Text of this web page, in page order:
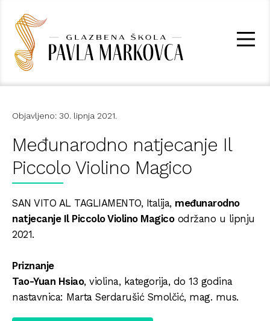
Objavljeno: 30. lipnja 2021.
Međunarodno natjecanje Il
Piccolo Violino Magico
SAN VITO AL TAGLIAMENTO, Italija, međunarodno
natjecanje Il Piccolo Violino Magicoodržano u lipnju
2021.
Priznanje
Tao-Yuan Hsiao, violina, kategorija, do 13 godina
nastavnica: Marta Serdarušić Smolčić, mag. mus.